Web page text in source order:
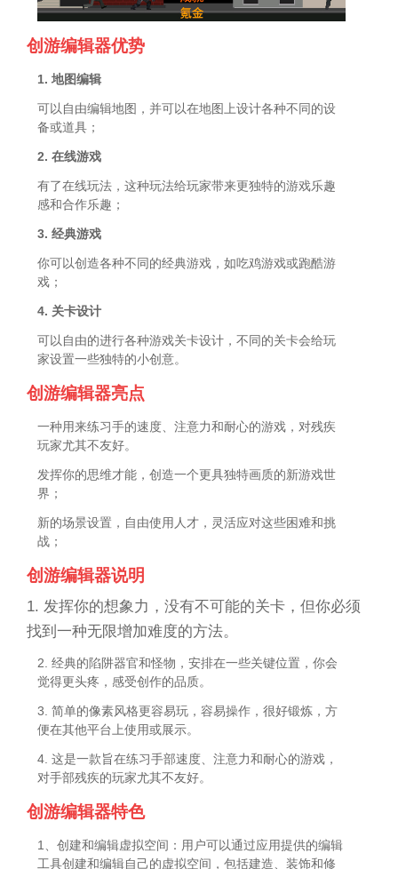
创游编辑器优势
1. 地图编辑
可以自由编辑地图，并可以在地图上设计各种不同的设
备或道具；
2. 在线游戏
有了在线玩法，这种玩法给玩家带来更独特的游戏乐趣
感和合作乐趣；
3. 经典游戏
你可以创造各种不同的经典游戏，如吃鸡游戏或跑酷游
戏；
4. 关卡设计
可以自由的进行各种游戏关卡设计，不同的关卡会给玩
家设置一些独特的小创意。
创游编辑器亮点
一种用来练习手的速度、注意力和耐心的游戏，对残疾
玩家尤其不友好。
发挥你的思维才能，创造一个更具独特画质的新游戏世
界；
新的场景设置，自由使用人才，灵活应对这些困难和挑
战；
创游编辑器说明
1. 发挥你的想象力，没有不可能的关卡，但你必须
找到一种无限增加难度的方法。
2. 经典的陷阱器官和怪物，安排在一些关键位置，你会
觉得更头疼，感受创作的品质。
3. 简单的像素风格更容易玩，容易操作，很好锻炼，方
便在其他平台上使用或展示。
4. 这是一款旨在练习手部速度、注意力和耐心的游戏，
对手部残疾的玩家尤其不友好。
创游编辑器特色
1、创建和编辑虚拟空间：用户可以通过应用提供的编辑
工具创建和编辑自己的虚拟空间，包括建造、装饰和修